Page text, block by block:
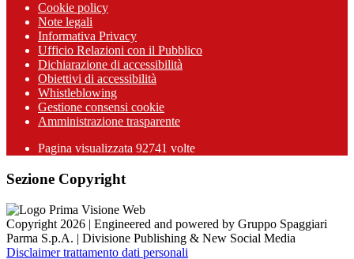
Cookie policy
Note legali
Informativa Privacy
Ufficio Relazioni con il Pubblico
Dichiarazione di accessibilità
Obiettivi di accessibilità
Whistleblowing
Gestione consensi cookie
Amministrazione trasparente
Pagina visualizzata 92741 volte
Sezione Copyright
Copyright 2026 | Engineered and powered by Gruppo Spaggiari
Parma S.p.A. | Divisione Publishing & New Social Media
Disclaimer trattamento dati personali